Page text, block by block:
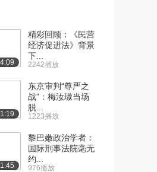
苏...
的公民社
《克...
15:46
的公民社
《克...
15:55
的公民社
15:44
精彩回顾：《民营
经济促进法》背景
下...
2242播放
东京审判“尊严之
战”：梅汝璈当场
脱...
1223播放
黎巴嫩政治学者：
国际刑事法院毫无
约...
976播放